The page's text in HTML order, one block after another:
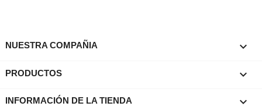
NUESTRA COMPAÑIA 
PRODUCTOS 
INFORMACIÓN DE LA TIENDA keyboard_arrow_down